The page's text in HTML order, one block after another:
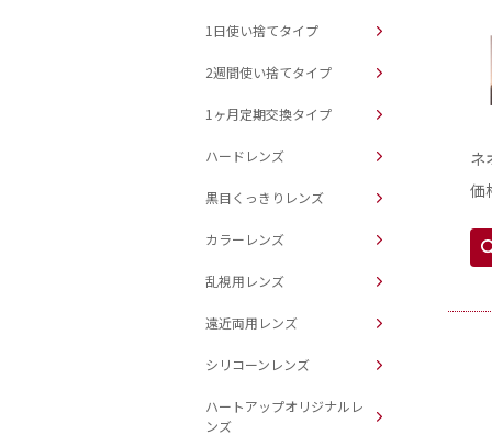
1日使い捨てタイプ
2週間使い捨てタイプ
1ヶ月定期交換タイプ
ハードレンズ
黒目くっきりレンズ
カラーレンズ
乱視用レンズ
遠近両用レンズ
シリコーンレンズ
ハートアップオリジナルレ
ンズ
ネ
価